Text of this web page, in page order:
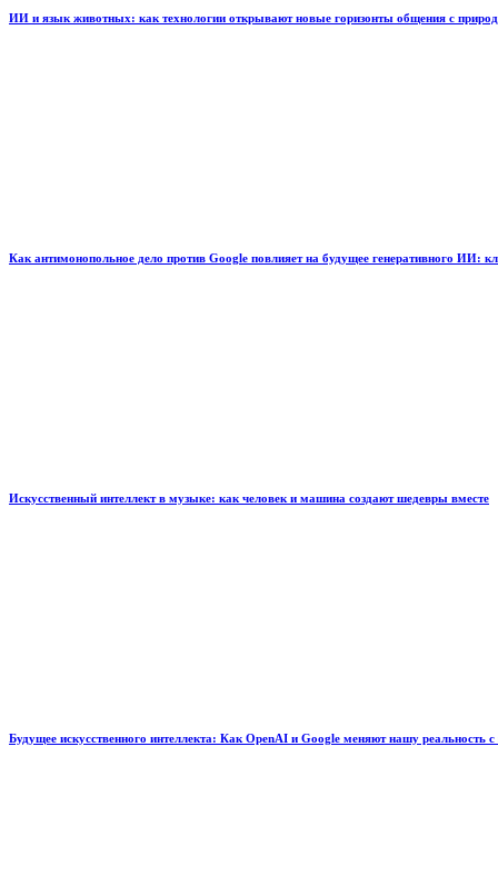
ИИ и язык животных: как технологии открывают новые горизонты общения с
Как антимонопольное дело против Google повлияет на будущее генеративного ИИ:
Искусственный интеллект в музыке: как человек и машина создают шедевры вместе
Будущее искусственного интеллекта: Как OpenAI и Google меняют нашу реальность